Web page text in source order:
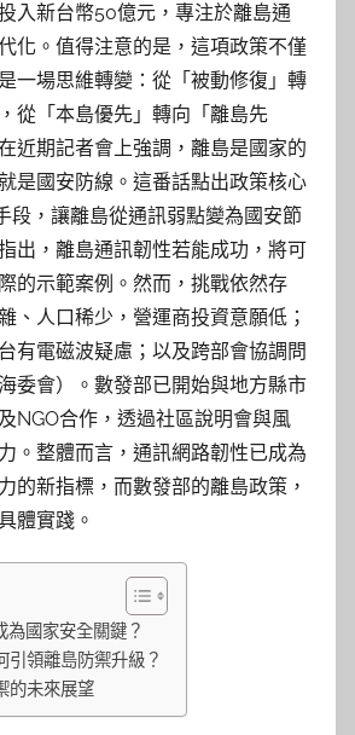
入新台幣50億元，專注於離島通
化。值得注意的是，這項政策不僅
一場思維轉變：從「被動修復」轉
從「本島優先」轉向「離島先
近期記者會上強調，離島是國家的
是國安防線。這番話點出政策核心
，讓離島從通訊弱點變為國安節
出，離島通訊韌性若能成功，將可
的示範案例。然而，挑戰依然存
、人口稀少，營運商投資意願低；
有電磁波疑慮；以及跨部會協調問
委會）。數發部已開始與地方縣市
NGO合作，透過社區說明會與風
。整體而言，通訊網路韌性已成為
的新指標，而數發部的離島政策，
體實踐。
為國家安全關鍵？
引領離島防禦升級？
的未來展望